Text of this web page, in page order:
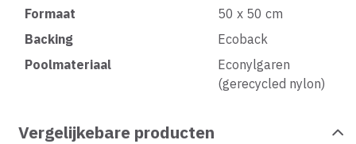
Formaat
50 x 50 cm
Backing
Ecoback
Poolmateriaal
Econylgaren
(gerecycled nylon)
Vergelijkebare producten